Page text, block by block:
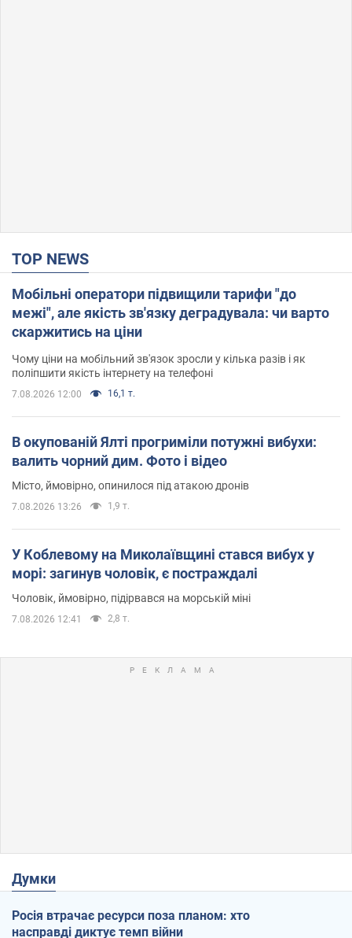
TOP NEWS
Мобільні оператори підвищили тарифи "до
межі", але якість зв'язку деградувала: чи варто
скаржитись на ціни
Чому ціни на мобільний зв'язок зросли у кілька разів і як
поліпшити якість інтернету на телефоні
7.08.2026 12:00 16,1 т.
В окупованій Ялті прогриміли потужні вибухи:
валить чорний дим. Фото і відео
Місто, ймовірно, опинилося під атакою дронів
7.08.2026 13:26 1,9 т.
У Коблевому на Миколаївщині стався вибух у
морі: загинув чоловік, є постраждалі
Чоловік, ймовірно, підірвався на морській міні
7.08.2026 12:41 2,8 т.
Думки
Росія втрачає ресурси поза планом: хто
насправді диктує темп війни